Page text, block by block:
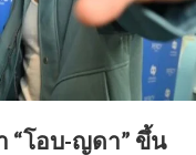
“โอบ-ญดา” ขึ้น